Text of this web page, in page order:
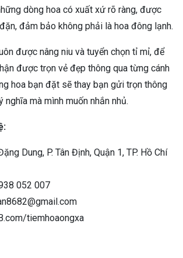
dòng hoa có xuất xứ rõ ràng, được
đảm bảo không phải là hoa đông lạnh.
được nâng niu và tuyển chọn tỉ mỉ, để
được trọn vẻ đẹp thông qua từng cánh
hoa bạn đặt sẽ thay bạn gửi trọn thông
mà mình muốn nhắn nhủ.
Dung, P. Tân Định, Quận 1, TP. Hồ Chí
052 007
tiemhoaongxa